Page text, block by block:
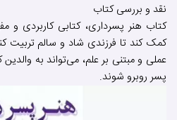
نقد و بررسی کتاب
کتاب هنر پسرداری، کتابی کاربردی و
کمک کند تا فرزندی شاد و سالم تربیت
عملی و مبتنی بر علم، می‌تواند به
پسر روبرو شوند.